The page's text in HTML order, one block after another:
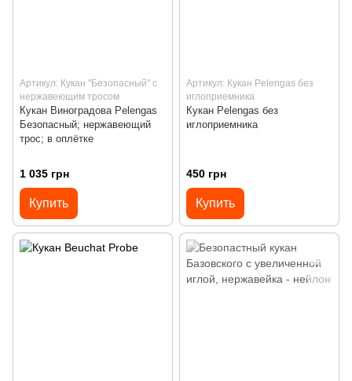
Артикул: Кукан "Безопасный" с
нержавеющим тросом
Кукан Виноградова Pelengas
Безопасный; нержавеющий
трос; в оплётке
1 035 грн
Купить
Артикул: Кукан Pelengas без
иглоприемника
Кукан Pelengas без
иглоприемника
450 грн
Купить